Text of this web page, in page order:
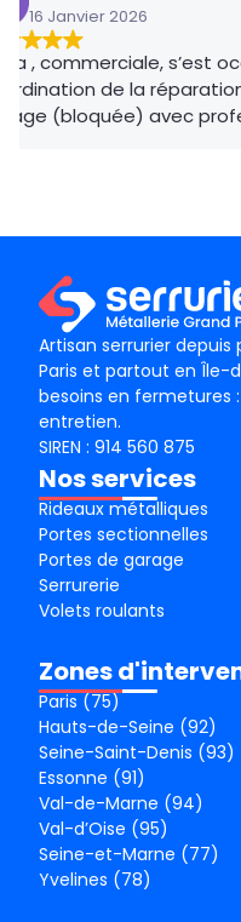
16 Janvier 2026
, commerciale, s’est
de la
(bloquée) avec
Artisan serrurier depuis
Paris et partout en Île-
besoins en fermetures
entretien.
SIREN : 914 560 875
Nos services
Rideaux métalliques
Portes sectionnelles
Portes de garage
Serrurerie
Volets roulants
Zones
Paris (75)
Hauts-de-Seine (92)
Seine-Saint-Denis (93)
Essonne (91)
Val-de-Marne (94)
Val-d’Oise (95)
Seine-et-Marne (77)
Yvelines (78)